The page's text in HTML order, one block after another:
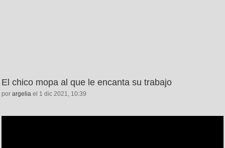
El chico mopa al que le encanta su trabajo
por argelia el 1 dic 2021, 10:39